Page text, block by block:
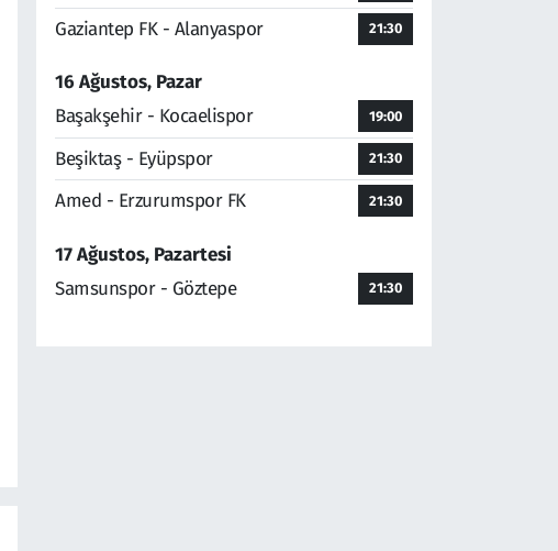
Gaziantep FK - Alanyaspor 21:30
16 Ağustos, Pazar
Başakşehir - Kocaelispor
19:00
Beşiktaş - Eyüpspor 21:30
Amed - Erzurumspor FK 21:30
17 Ağustos, Pazartesi
Samsunspor - Göztepe
21:30